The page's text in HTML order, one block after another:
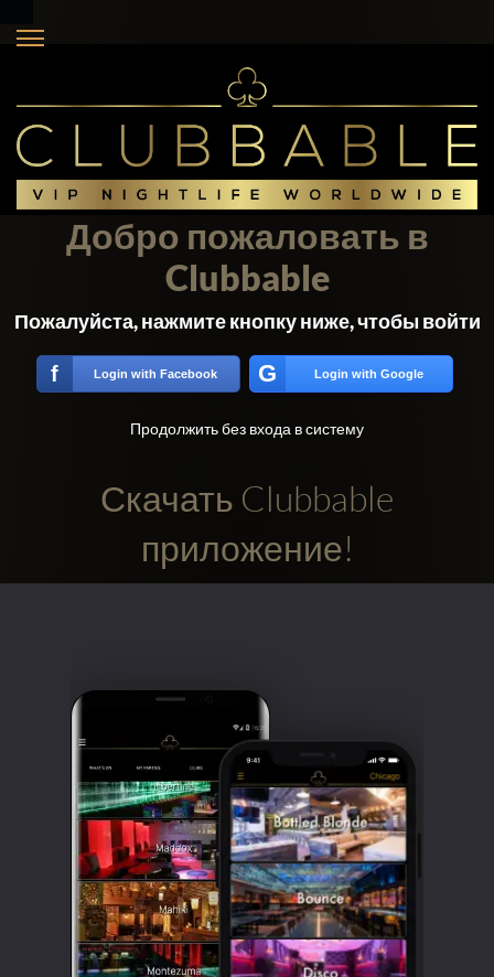
аккаунты
соцсетях:
Добро пожаловать в
Clubbable
Пожалуйста, нажмите кнопку ниже, чтобы войти
f Login with Facebook G Login with Google
Продолжить без входа в систему
Скачать Clubbable
приложение!